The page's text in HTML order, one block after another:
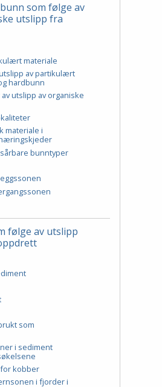
som følge av
utslipp fra
materiale
av partikulært
hardbunn
utslipp av organiske
materiale i
bunntyper
følge av utslipp
som
i sediment
kobber
i fjorder i